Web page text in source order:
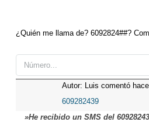
¿Quién me llama de? 6092824##?
Autor: Luis comentó
609282439
»He recibido un SMS del